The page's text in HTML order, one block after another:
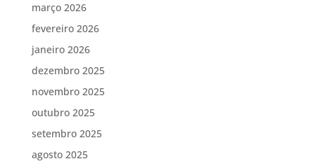
março 2026
fevereiro 2026
janeiro 2026
dezembro 2025
novembro 2025
outubro 2025
setembro 2025
agosto 2025